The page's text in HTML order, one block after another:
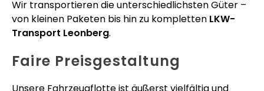
Wir transportieren die unterschiedlichsten Güter –
von kleinen Paketen bis hin zu kompletten LKW-
Transport Leonberg.
Faire Preisgestaltung
Unsere Fahrzeugflotte ist äußerst vielfältig und